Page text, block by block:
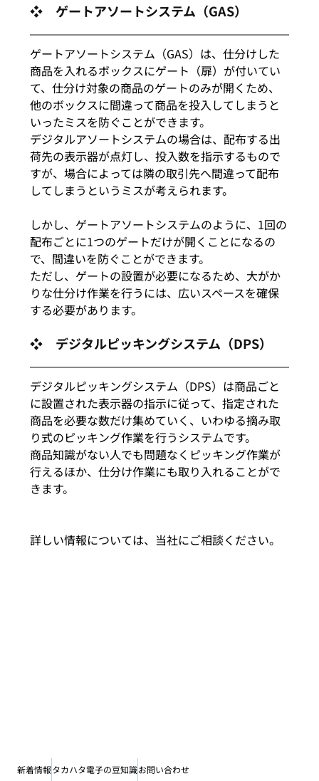
❖　ゲートアソートシステム（GAS）
ゲートアソートシステム（GAS）は、仕分けした
商品を入れるボックスにゲート（扉）が付いてい
て、仕分け対象の商品のゲートのみが開くため、
他のボックスに間違って商品を投入してしまうと
いったミスを防ぐことができます。
デジタルアソートシステムの場合は、配布する出
荷先の表示器が点灯し、投入数を指示するもので
すが、場合によっては隣の取引先へ間違って配布
してしまうというミスが考えられます。
しかし、ゲートアソートシステムのように、1回の
配布ごとに1つのゲートだけが開くことになるの
で、間違いを防ぐことができます。
ただし、ゲートの設置が必要になるため、大がか
りな仕分け作業を行うには、広いスペースを確保
する必要があります。
❖　デジタルピッキングシステム（DPS）
デジタルピッキングシステム（DPS）は商品ごと
に設置された表示器の指示に従って、指定された
商品を必要な数だけ集めていく、いわゆる摘み取
り式のピッキング作業を行うシステムです。
商品知識がない人でも問題なくピッキング作業が
行えるほか、仕分け作業にも取り入れることがで
きます。
詳しい情報については、当社にご相談ください。
新着情報タカハタ電子の豆知識お問い合わせ